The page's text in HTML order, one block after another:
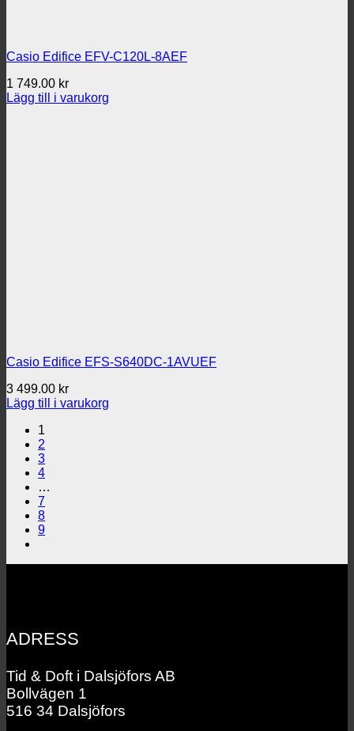
Casio Edifice EFV-C120L-8AEF
1 749.00 kr
Lägg till i varukorg
Casio Edifice EFS-S640DC-1AVUEF
3 499.00 kr
Lägg till i varukorg
1
2
3
4
…
7
8
9
ADRESS
Tid & Doft i Dalsjöfors AB
Bollvägen 1
516 34 Dalsjöfors